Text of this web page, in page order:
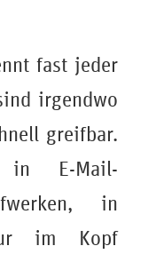
fast jeder
irgendwo
greifbar.
in E-Mail-
in
im Kopf